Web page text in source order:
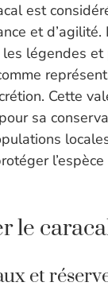
est
et
légendes et
Cette
sa
le
et